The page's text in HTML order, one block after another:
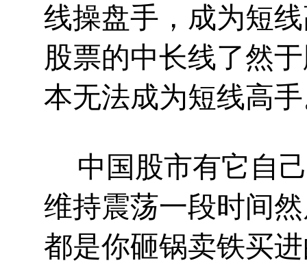
线操盘手，成为短
股票的中长线了然
本无法成为短线高
中国股市有它自
维持震荡一段时间
都是你砸锅卖铁买